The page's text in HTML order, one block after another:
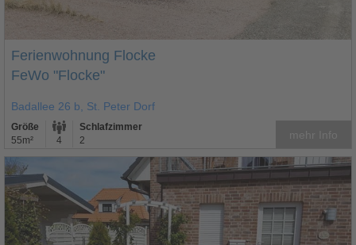
Ferienwohnung Flocke
FeWo "Flocke"
Badallee 26 b, St. Peter Dorf
Größe
55m²
4
Schlafzimmer
2